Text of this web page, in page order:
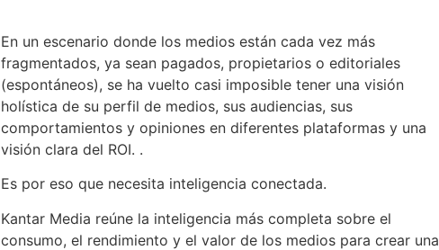
En un escenario donde los medios están cada vez más
fragmentados, ya sean pagados, propietarios o editoriales
(espontáneos), se ha vuelto casi imposible tener una visión
holística de su perfil de medios, sus audiencias, sus
comportamientos y opiniones en diferentes plataformas y una
visión clara del ROI. .
Es por eso que necesita inteligencia conectada.
Kantar Media reúne la inteligencia más completa sobre el
consumo, el rendimiento y el valor de los medios para crear una